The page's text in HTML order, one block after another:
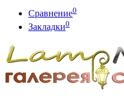
Сравнение0
Закладки0